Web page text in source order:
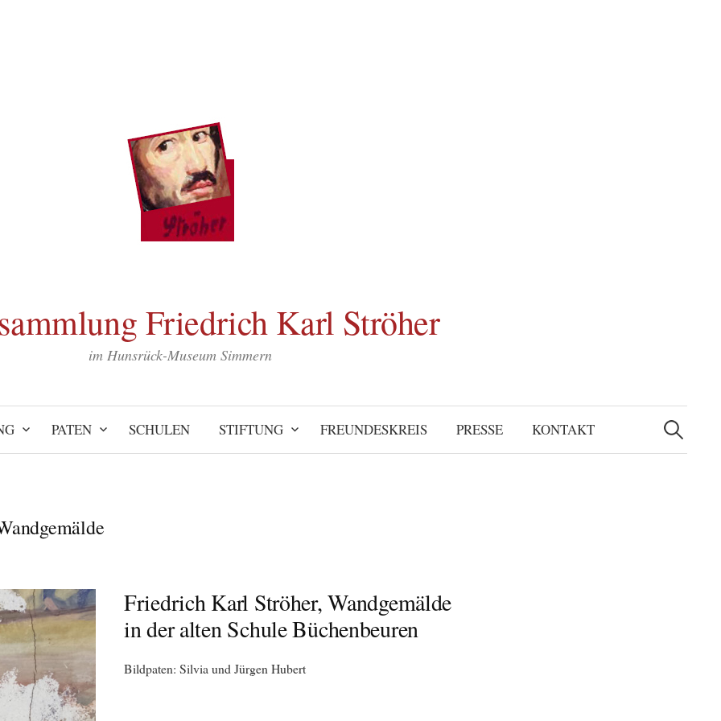
Friedrich Karl Ströher
im Hunsrück-Museum Simmern
PATEN SCHULEN STIFTUNG FREUNDESKREIS PRESSE KONTAKT
Suchen
nach:
Friedrich Karl Ströher, Wandgemälde
in der alten Schule Büchenbeuren
Bildpaten: Silvia und Jürgen Hubert